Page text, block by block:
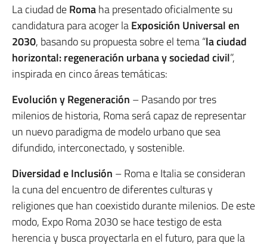
La ciudad deRomaha presentado oficialmente su
candidatura para acoger laExposición Universal en
2030, basando su propuesta sobre el tema “la ciudad
horizontal: regeneración urbana y sociedad civil”,
inspirada en cinco áreas temáticas:
Evolución y Regeneración – Pasando por tres
milenios de historia, Roma será capaz de representar
un nuevo paradigma de modelo urbano que sea
difundido, interconectado, y sostenible.
Diversidad e Inclusión – Roma e Italia se consideran
la cuna del encuentro de diferentes culturas y
religiones que han coexistido durante milenios. De este
modo, Expo Roma 2030 se hace testigo de esta
herencia y busca proyectarla en el futuro, para que la